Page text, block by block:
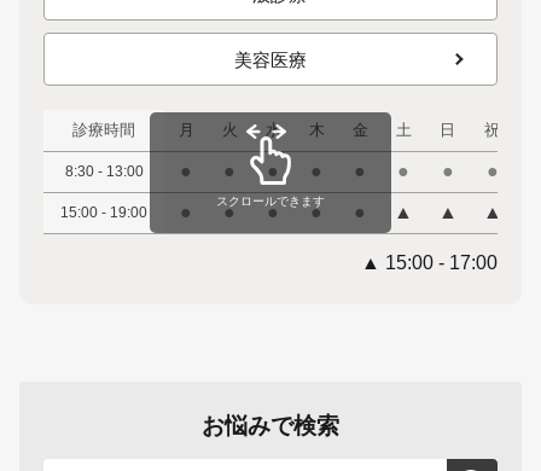
美容医療
診療時間 月 火 水 木 金 土 日 祝
8:30 - 13:00 ● ● ● ● ● ● ● ●
15:00 - 19:00 ● ● ● ● ● ▲ ▲ ▲
スクロールできます
▲ 15:00 - 17:00
お悩みで検索